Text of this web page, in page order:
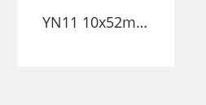
YN11 10x52mm